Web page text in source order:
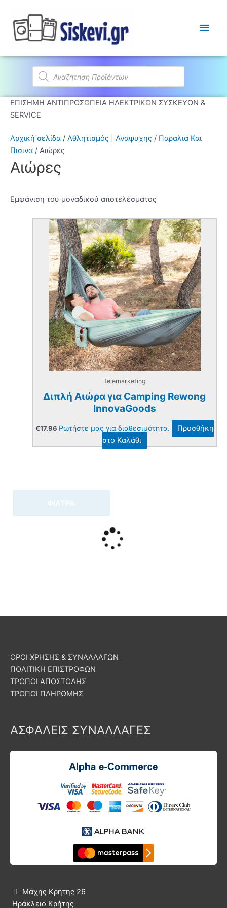
Products
search
ΦΙΛΤΡΑ
Αρχική σελίδα / Αθλητισμός | Αναψυχης / Παραλια Και
Πισινα / Αιώρες
Αιώρες
Εμφάνιση του μοναδικού αποτελέσματος
Telemarketing
Διπλή Αιώρα για Camping Rewong
InnovaGoods
€17.96 Ρωτήστε μας για διαθεσιμότητα.
Προσθήκη
στο Καλάθι
ΕΠΙΣΗΜΗ ΑΝΤΙΠΡΟΣΩΠΕΙΑ ΗΛΕΚΤΡΙΚΩΝ ΣΥΣΚΕΥΩΝ &
SERVICE
ΟΡΟΙ ΧΡΗΣΗΣ & ΣΥΝΑΛΛΑΓΩΝ
ΠΟΛΙΤΙΚΗ ΕΠΙΣΤΡΟΦΩΝ
ΤΡΟΠΟΙ ΑΠΟΣΤΟΛΗΣ
ΤΡΟΠΟΙ ΠΛΗΡΩΜΗΣ
ΑΣΦΑΛΕΙΣ ΣΥΝΑΛΛΑΓΕΣ

Μάχης Κρήτης 26
Ηράκλειο Κρήτης